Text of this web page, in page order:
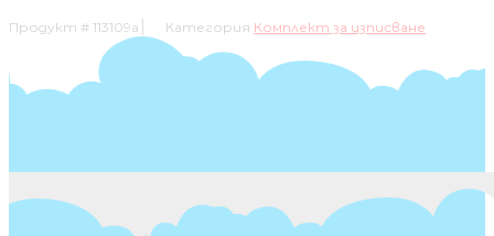
Продукт # 113109a Категория Комплект за изписване